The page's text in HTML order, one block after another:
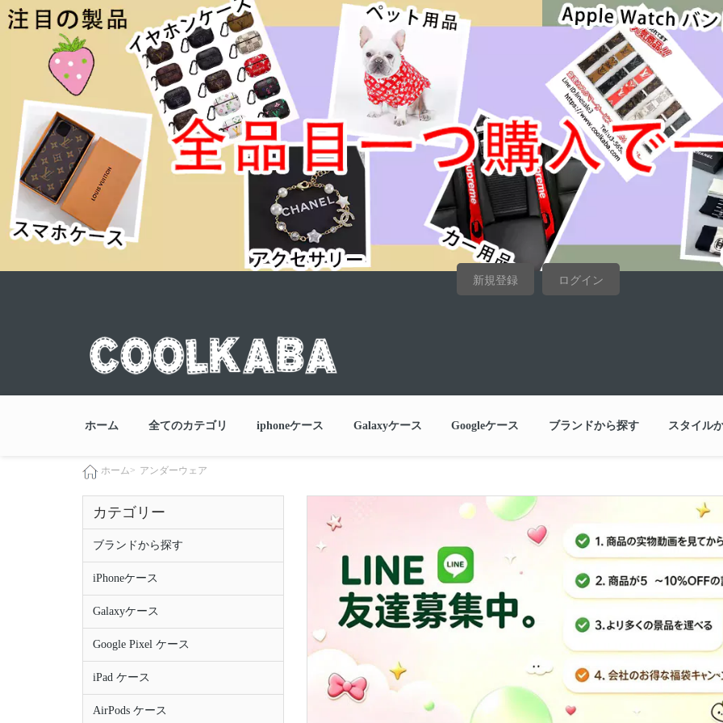
新規登録 ログイン
ホーム 全てのカテゴリ iphoneケース Galaxyケース Googleケース ブランドから探す スタイル
ホーム> アンダーウェア
カテゴリー
ブランドから探す
iPhoneケース
Galaxyケース
Google Pixel ケース
iPad ケース
AirPods ケース